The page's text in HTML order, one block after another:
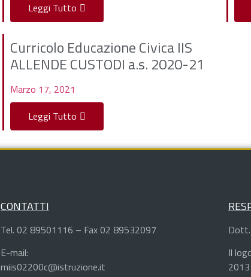
Leggi Tutto
Curricolo Educazione Civica IIS
ALLENDE CUSTODI a.s. 2020-21
Marzo 17, 2021
Leggi Tutto
CONTATTI
Tel. 02 89501116 – Fax 02 89532097
E-mail:
miis02200c@istruzione.it
Il